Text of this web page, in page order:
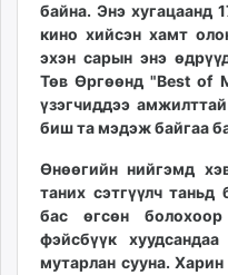
байна. Энэ хугацаанд
кино хийсэн хамт
эхэн сарын энэ
Төв Өргөөнд "Best of
үзэгчиддээ
биш та мэдэж байгаа
Өнөөгийн нийгэмд
таних сэтгүүлч таньд
бас өгсөн
фэйсбүүк
мутарлан сууна.